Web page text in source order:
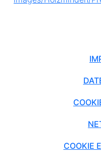
COOKIE